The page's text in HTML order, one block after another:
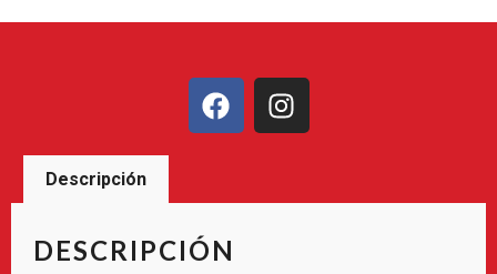
Descripción
DESCRIPCIÓN